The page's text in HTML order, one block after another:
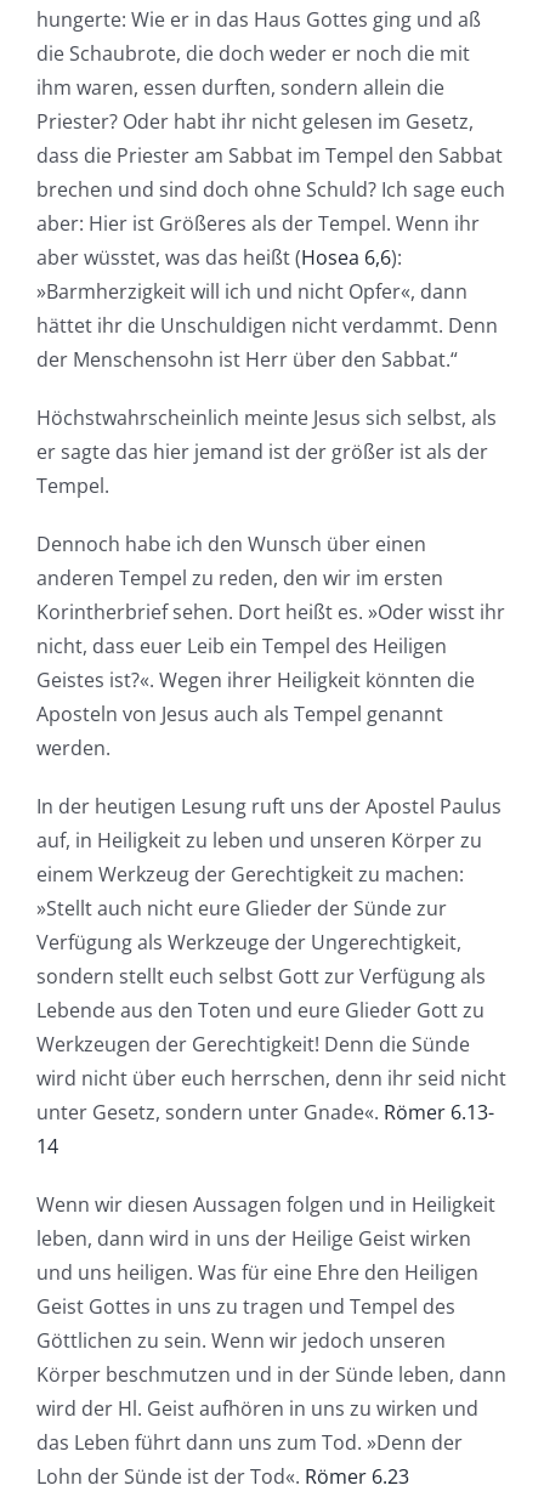
hungerte: Wie er in das Haus Gottes ging und aß
die Schaubrote, die doch weder er noch die mit
ihm waren, essen durften, sondern allein die
Priester? Oder habt ihr nicht gelesen im Gesetz,
dass die Priester am Sabbat im Tempel den Sabbat
brechen und sind doch ohne Schuld? Ich sage euch
aber: Hier ist Größeres als der Tempel. Wenn ihr
aber wüsstet, was das heißt (Hosea 6,6):
»Barmherzigkeit will ich und nicht Opfer«, dann
hättet ihr die Unschuldigen nicht verdammt. Denn
der Menschensohn ist Herr über den Sabbat.“
Höchstwahrscheinlich meinte Jesus sich selbst, als
er sagte das hier jemand ist der größer ist als der
Tempel.
Dennoch habe ich den Wunsch über einen
anderen Tempel zu reden, den wir im ersten
Korintherbrief sehen. Dort heißt es. »Oder wisst ihr
nicht, dass euer Leib ein Tempel des Heiligen
Geistes ist?«. Wegen ihrer Heiligkeit könnten die
Aposteln von Jesus auch als Tempel genannt
werden.
In der heutigen Lesung ruft uns der Apostel Paulus
auf, in Heiligkeit zu leben und unseren Körper zu
einem Werkzeug der Gerechtigkeit zu machen:
»Stellt auch nicht eure Glieder der Sünde zur
Verfügung als Werkzeuge der Ungerechtigkeit,
sondern stellt euch selbst Gott zur Verfügung als
Lebende aus den Toten und eure Glieder Gott zu
Werkzeugen der Gerechtigkeit! Denn die Sünde
wird nicht über euch herrschen, denn ihr seid nicht
unter Gesetz, sondern unter Gnade«. Römer 6.13-
14
Wenn wir diesen Aussagen folgen und in Heiligkeit
leben, dann wird in uns der Heilige Geist wirken
und uns heiligen. Was für eine Ehre den Heiligen
Geist Gottes in uns zu tragen und Tempel des
Göttlichen zu sein. Wenn wir jedoch unseren
Körper beschmutzen und in der Sünde leben, dann
wird der Hl. Geist aufhören in uns zu wirken und
das Leben führt dann uns zum Tod. »Denn der
Lohn der Sünde ist der Tod«. Römer 6.23